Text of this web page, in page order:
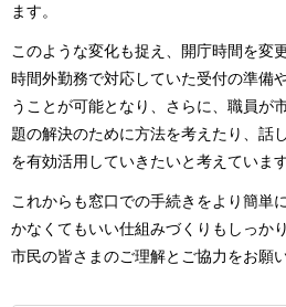
ます。
このような変化も捉え、開庁時間を変
時間外勤務で対応していた受付の準備
うことが可能となり、さらに、職員が
題の解決のために方法を考えたり、話
を有効活用していきたいと考えています
これからも窓口での手続きをより簡単
かなくてもいい仕組みづくりもしっか
市民の皆さまのご理解とご協力をお願